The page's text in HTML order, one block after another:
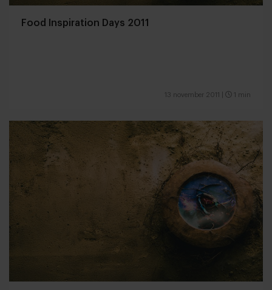
Food Inspiration Days 2011
13 november 2011 1 min